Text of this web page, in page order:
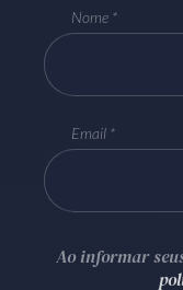
Nome
Email
Ao informar